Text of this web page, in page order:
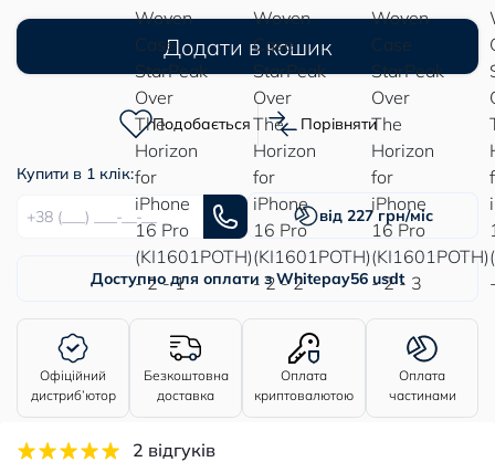
Додати в кошик
Подобається Порівняти
Купити в 1 клік:
від 227 грн/міс
Доступно для оплати з Whitepay56 usdt
Офіційний
дистриб’ютор
Безкоштовна
доставка
Оплата
криптовалютою
Оплата
частинами
2 відгуків